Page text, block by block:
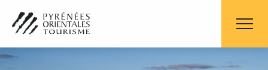
contenu
principal